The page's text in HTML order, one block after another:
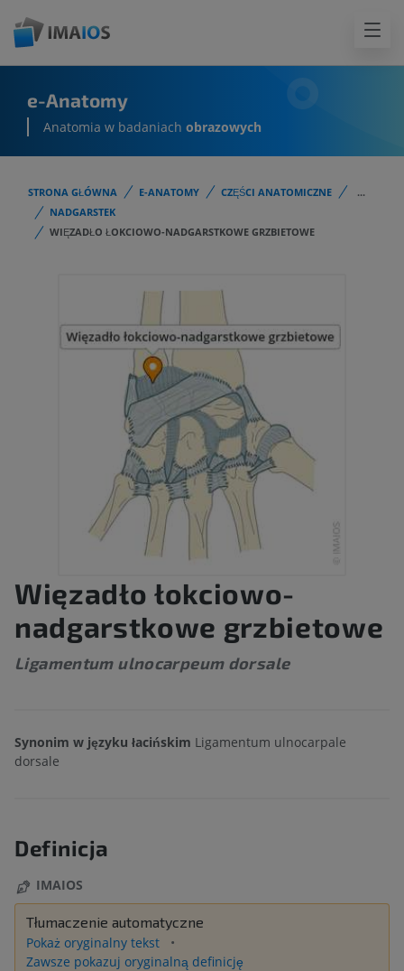
e-Anatomy
Anatomia w badaniach obrazowych
STRONA GŁÓWNA E-ANATOMY CZĘŚCI ANATOMICZNE
...
NADGARSTEK
WIĘZADŁO ŁOKCIOWO-NADGARSTKOWE GRZBIETOWE
Więzadło łokciowo-
nadgarstkowe grzbietowe
Ligamentum ulnocarpeum dorsale
Synonim w języku łacińskim Ligamentum ulnocarpale
dorsale
Definicja
IMAIOS
Tłumaczenie automatyczne
Pokaż oryginalny tekst
Zawsze pokazuj oryginalną definicję